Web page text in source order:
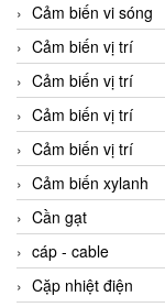
Cảm biến vi sóng
Cảm biến vị trí
Cảm biến vị trí
Cảm biến vị trí
Cảm biến vị trí
Cảm biến xylanh
Cần gạt
cáp - cable
Cặp nhiệt điện